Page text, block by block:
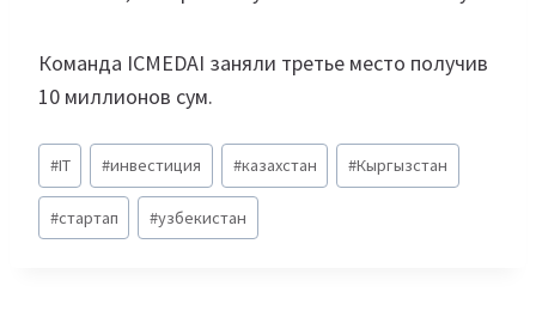
Команда ICMEDAI заняли третье место получив
10 миллионов сум.
Метки
записи:
#IT #инвестиция #казахстан #Кыргызстан
#стартап #узбекистан